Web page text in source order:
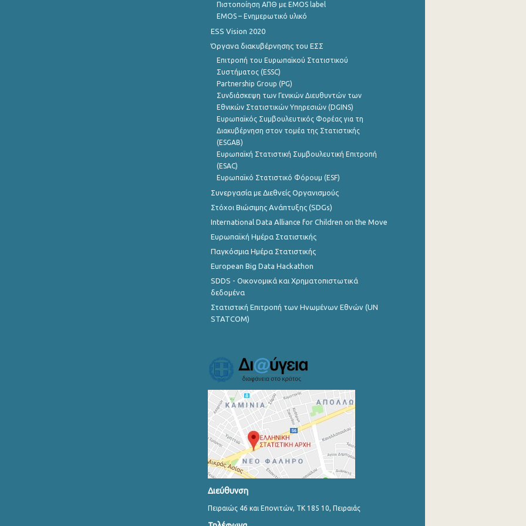
Πιστοποίηση ΑΠΘ με EMOS label
EMOS – Ενημερωτικό υλικό
ESS Vision 2020
Όργανα διακυβέρνησης του ΕΣΣ
Επιτροπή του Ευρωπαϊκού Στατιστικού
Συστήματος (ESSC)
Partnership Group (PG)
Συνδιάσκεψη των Γενικών Διευθυντών των
Εθνικών Στατιστικών Υπηρεσιών (DGINS)
Ευρωπαϊκός Συμβουλευτικός Φορέας για τη
Διακυβέρνηση στον τομέα της Στατιστικής
(ESGAB)
Ευρωπαϊκή Στατιστική Συμβουλευτική Επιτροπή
(ESAC)
Ευρωπαϊκό Στατιστικό Φόρουμ (ESF)
Συνεργασία με Διεθνείς Οργανισμούς
Στόχοι Βιώσιμης Ανάπτυξης (SDGs)
International Data Alliance for Children on the Move
Ευρωπαϊκή Ημέρα Στατιστικής
Παγκόσμια Ημέρα Στατιστικής
European Big Data Hackathon
SDDS - Οικονομικά και Χρηματοπιστωτικά
δεδομένα
Στατιστική Επιτροπή των Ηνωμένων Εθνών (UN
STATCOM)
Διεύθυνση
Πειραιώς 46 και Επονιτών, ΤΚ 185 10, Πειραιάς